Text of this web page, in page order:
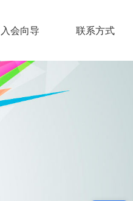
入会向导 联系方式